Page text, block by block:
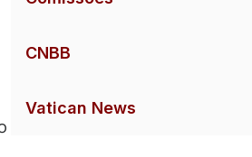
CNBB
Vatican News